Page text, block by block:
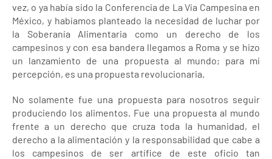
vez, o ya había sido la Conferencia de La Vía Campesina en
México, y habíamos planteado la necesidad de luchar por
la Soberanía Alimentaria como un derecho de los
campesinos y con esa bandera llegamos a Roma y se hizo
un lanzamiento de una propuesta al mundo; para mi
percepción, es una propuesta revolucionaria.
No solamente fue una propuesta para nosotros seguir
produciendo los alimentos. Fue una propuesta al mundo
frente a un derecho que cruza toda la humanidad, el
derecho a la alimentación y la responsabilidad que cabe a
los campesinos de ser artífice de este oficio tan